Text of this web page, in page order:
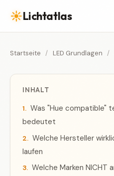
☀Lichtatlas
Startseite / LED Grundlagen /
INHALT
Was "Hue compatible"
bedeutet
Welche Hersteller
laufen
Welche Marken NICHT